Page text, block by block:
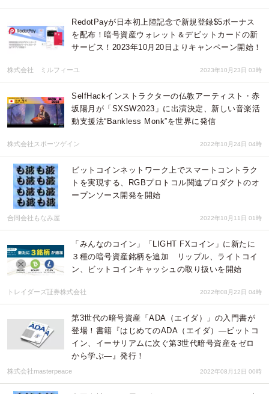
RedotPayが日本初上陸記念で新規登録$5ボーナス
を配布！暗号資産ウォレット＆デビットカードの新
サービス！2023年10月20日よりキャンペーン開始！
株式会社 ミルフィーユ 2023年10月23日 03時
SelfHackインストラクターの仏教アーティスト・赤
坂陽月が「SXSW2023」に出演決定、新しい音楽活
動支援法“Bankless Monk”を世界に発信
株式会社スポーツゲイン 2022年10月24日 04時
ビットコインネットワーク上でスマートコントラク
トを実現する、RGBプロトコル関連プロダクトのオ
ープンソース開発を開始
合同会社もなみ屋 2022年10月11日 01時
「みんなのコイン」「LIGHT FXコイン」に新たに
３種の暗号資産銘柄を追加 リップル、ライトコイ
ン、ビットコインキャッシュの取り扱いを開始
トレイダーズ証券株式会社 2022年08月22日 04時
第3世代の暗号資産「ADA（エイダ）」の入門書が
登場！書籍『はじめてのADA（エイダ）―ビットコ
イン、イーサリアムに次ぐ第3世代暗号資産をゼロ
から学ぶ―』発行！
株式会社masterpeace 2022年08月12日 00時